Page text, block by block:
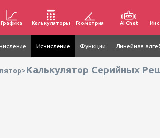
Графика Калькуляторы Геометрия AI Chat
Исчисление Функции Линейная
>Калькулятор Серийных